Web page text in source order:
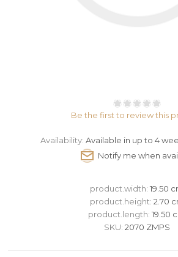
Be the first to review this
Availability: Available in up to 4
product.width:19.50
product.height: 2.70
product.length:19.50
SKU: 2070 ZMPS